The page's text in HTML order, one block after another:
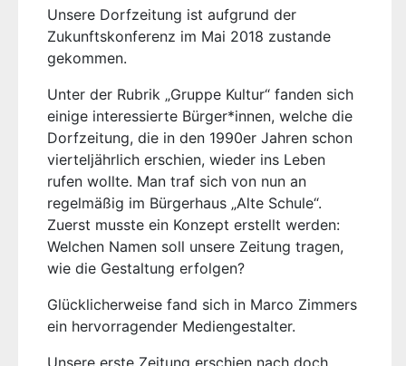
Unsere Dorfzeitung ist aufgrund der
Zukunftskonferenz im Mai 2018 zustande
gekommen.
Unter der Rubrik „Gruppe Kultur“ fanden sich
einige interessierte Bürger*innen, welche die
Dorfzeitung, die in den 1990er Jahren schon
vierteljährlich erschien, wieder ins Leben
rufen wollte. Man traf sich von nun an
regelmäßig im Bürgerhaus „Alte Schule“.
Zuerst musste ein Konzept erstellt werden:
Welchen Namen soll unsere Zeitung tragen,
wie die Gestaltung erfolgen?
Glücklicherweise fand sich in Marco Zimmers
ein hervorragender Mediengestalter.